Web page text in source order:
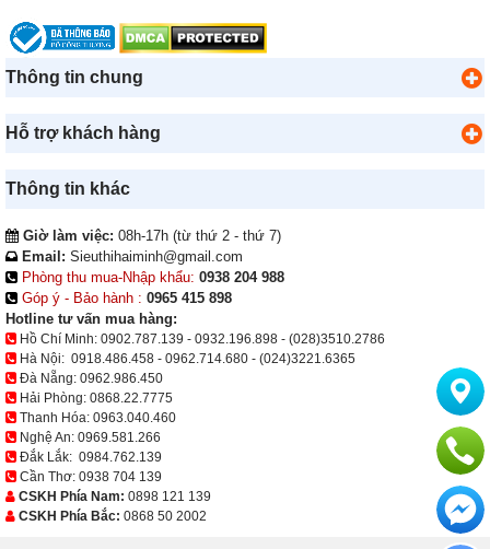
Thông tin chung
Hỗ trợ khách hàng
Thông tin khác
Giờ làm việc: 08h-17h (từ thứ 2 - thứ 7)
Email: Sieuthihaiminh@gmail.com
Phòng thu mua-Nhập khẩu: 0938 204 988
Góp ý - Bảo hành : 0965 415 898
Hotline tư vấn mua hàng:
Hồ Chí Minh: 0902.787.139 - 0932.196.898 - (028)3510.2786
Hà Nội: 0918.486.458 - 0962.714.680 - (024)3221.6365
Đà Nẵng: 0962.986.450
Hải Phòng: 0868.22.7775
Thanh Hóa: 0963.040.460
Nghệ An: 0969.581.266
Đắk Lắk: 0984.762.139
Cần Thơ: 0938 704 139
CSKH Phía Nam: 0898 121 139
CSKH Phía Bắc: 0868 50 2002